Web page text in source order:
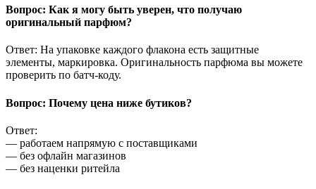
Вопрос: Как я могу быть уверен, что получаю
оригинальный парфюм?
Ответ: На упаковке каждого флакона есть защитные
элементы, маркировка. Оригинальность парфюма вы можете
проверить по батч-коду.
Вопрос: Почему цена ниже бутиков?
Ответ:
— работаем напрямую с поставщиками
— без офлайн магазинов
— без наценки ритейла